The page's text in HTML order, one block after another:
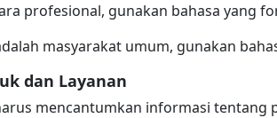
profesional, gunakan bahasa yang
masyarakat umum, gunakan
dan Layanan
mencantumkan informasi tentang